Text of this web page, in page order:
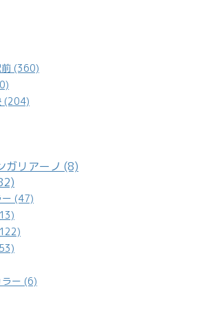
(360)
(204)
ガリアーノ (8)
ー (47)
ー (6)